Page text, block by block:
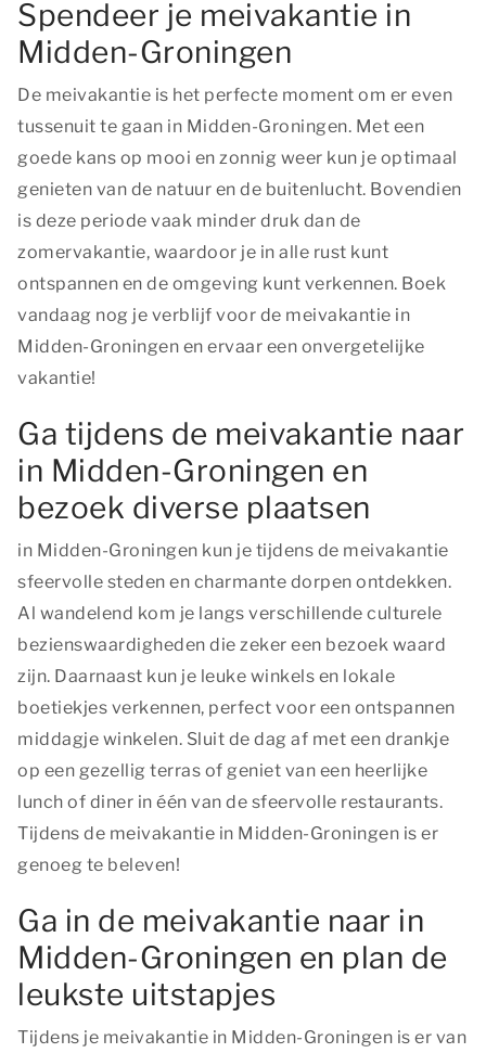
Spendeer je meivakantie in
Midden-Groningen
De meivakantie is het perfecte moment om er even
tussenuit te gaan in Midden-Groningen. Met een
goede kans op mooi en zonnig weer kun je optimaal
genieten van de natuur en de buitenlucht. Bovendien
is deze periode vaak minder druk dan de
zomervakantie, waardoor je in alle rust kunt
ontspannen en de omgeving kunt verkennen. Boek
vandaag nog je verblijf voor de meivakantie in
Midden-Groningen en ervaar een onvergetelijke
vakantie!
Ga tijdens de meivakantie naar
in Midden-Groningen en
bezoek diverse plaatsen
in Midden-Groningen kun je tijdens de meivakantie
sfeervolle steden en charmante dorpen ontdekken.
Al wandelend kom je langs verschillende culturele
bezienswaardigheden die zeker een bezoek waard
zijn. Daarnaast kun je leuke winkels en lokale
boetiekjes verkennen, perfect voor een ontspannen
middagje winkelen. Sluit de dag af met een drankje
op een gezellig terras of geniet van een heerlijke
lunch of diner in één van de sfeervolle restaurants.
Tijdens de meivakantie in Midden-Groningen is er
genoeg te beleven!
Ga in de meivakantie naar in
Midden-Groningen en plan de
leukste uitstapjes
Tijdens je meivakantie in Midden-Groningen is er van